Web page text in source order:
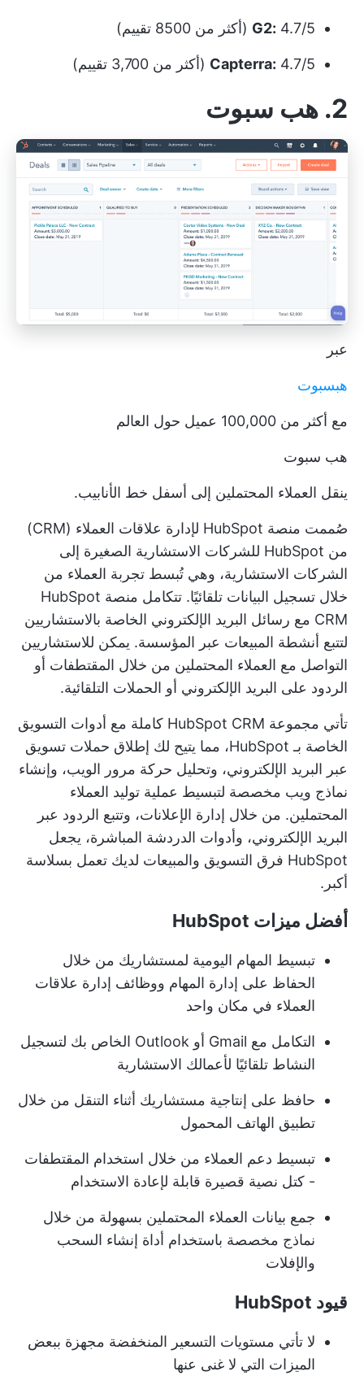
G2: 4.7/5 (أكثر من 8500 تقييم)
Capterra: 4.7/5 (أكثر من 3,700 تقييم)
2. هب سبوت
عبر
هبسبوت
مع أكثر من 100,000 عميل حول العالم
هب سبوت
ينقل العملاء المحتملين إلى أسفل خط الأنابيب.
صُممت منصة HubSpot لإدارة علاقات العملاء (CRM)
من HubSpot للشركات الاستشارية الصغيرة إلى
الشركات الاستشارية، وهي تُبسط تجربة العملاء من
خلال تسجيل البيانات تلقائيًا. تتكامل منصة HubSpot
CRM مع رسائل البريد الإلكتروني الخاصة بالاستشاريين
لتتبع أنشطة المبيعات عبر المؤسسة. يمكن للاستشاريين
التواصل مع العملاء المحتملين من خلال المقتطفات أو
الردود على البريد الإلكتروني أو الحملات التلقائية.
تأتي مجموعة HubSpot CRM كاملة مع أدوات التسويق
الخاصة بـ HubSpot، مما يتيح لك إطلاق حملات تسويق
عبر البريد الإلكتروني، وتحليل حركة مرور الويب، وإنشاء
نماذج ويب مخصصة لتبسيط عملية توليد العملاء
المحتملين. من خلال إدارة الإعلانات، وتتبع الردود عبر
البريد الإلكتروني، وأدوات الدردشة المباشرة، يجعل
HubSpot فرق التسويق والمبيعات لديك تعمل بسلاسة
أكبر.
أفضل ميزات HubSpot
تبسيط المهام اليومية لمستشاريك من خلال
الحفاظ على إدارة المهام ووظائف إدارة علاقات
العملاء في مكان واحد
التكامل مع Gmail أو Outlook الخاص بك لتسجيل
النشاط تلقائيًا لأعمالك الاستشارية
حافظ على إنتاجية مستشاريك أثناء التنقل من خلال
تطبيق الهاتف المحمول
تبسيط دعم العملاء من خلال استخدام المقتطفات
- كتل نصية قصيرة قابلة لإعادة الاستخدام
جمع بيانات العملاء المحتملين بسهولة من خلال
نماذج مخصصة باستخدام أداة إنشاء السحب
والإفلات
قيود HubSpot
لا تأتي مستويات التسعير المنخفضة مجهزة ببعض
الميزات التي لا غنى عنها